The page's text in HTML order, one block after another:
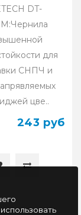
DT-
для
СНПЧ и
цве..
243 руб